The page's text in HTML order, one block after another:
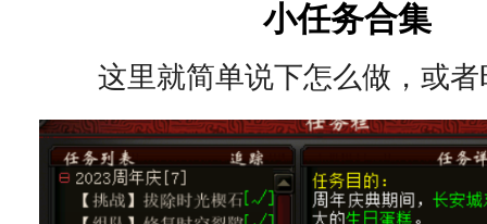
小任务合集
这里就简单说下怎么做，或者